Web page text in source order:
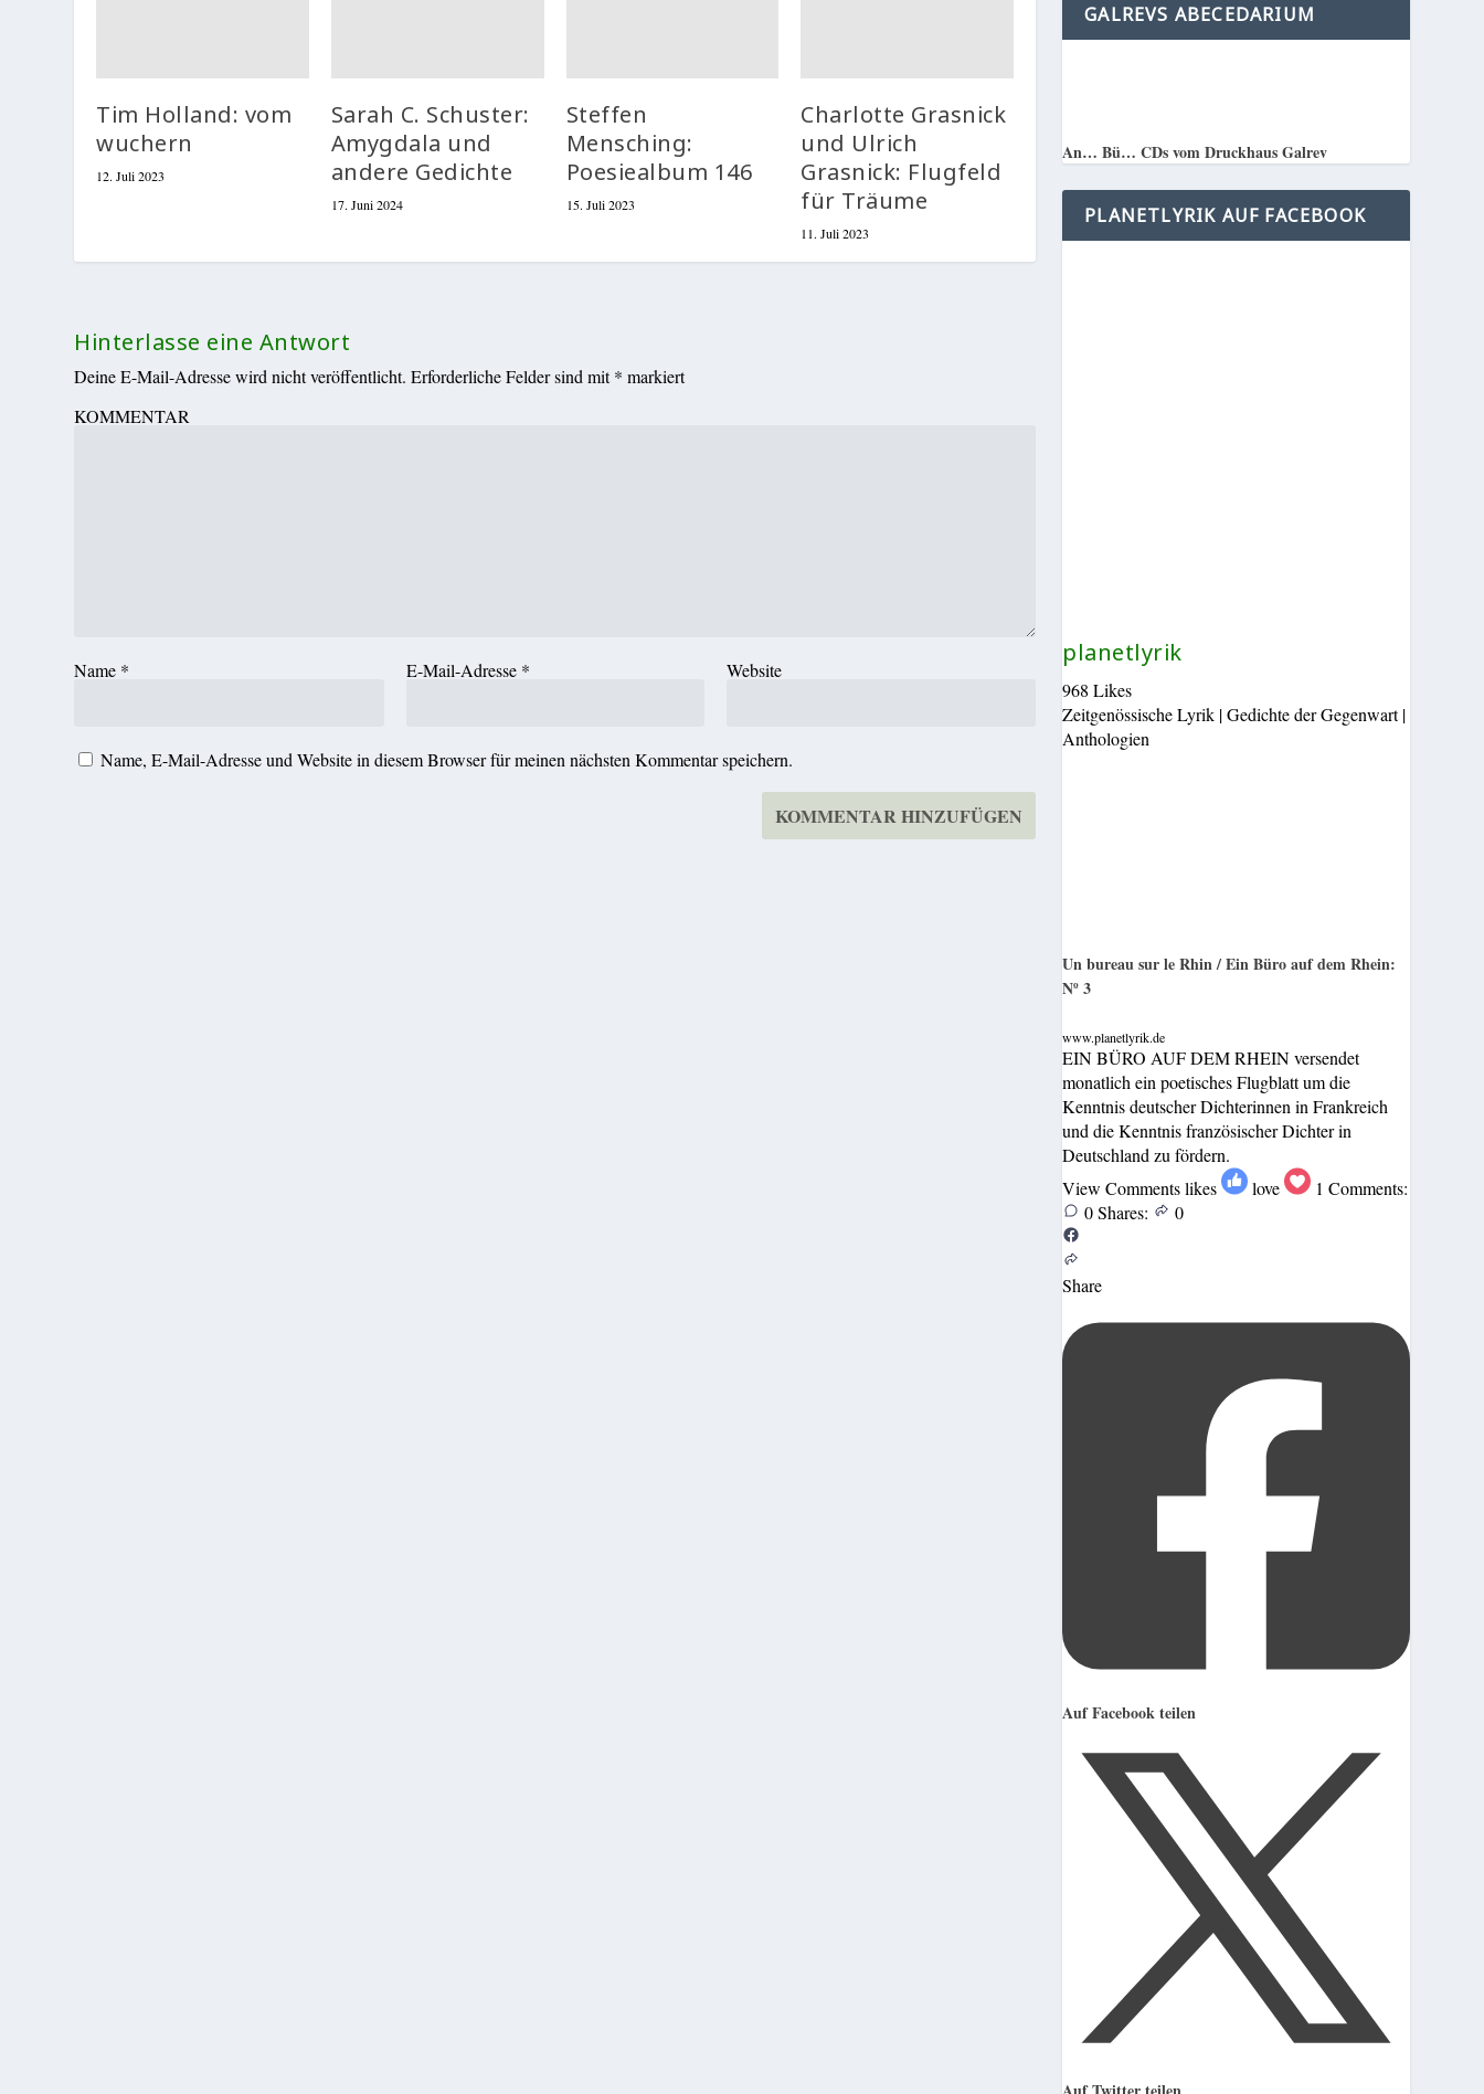
Tim Holland: vom
wuchern
12. Juli 2023
Sarah C. Schuster:
Amygdala und
andere Gedichte
17. Juni 2024
Steffen
Mensching:
Poesiealbum 146
15. Juli 2023
Charlotte Grasnick
und Ulrich
Grasnick: Flugfeld
für Träume
11. Juli 2023
Hinterlasse eine Antwort
Deine E-Mail-Adresse wird nicht veröffentlicht. Erforderliche Felder sind mit* markiert
KOMMENTAR
Name * E-Mail-Adresse * Website
Name, E-Mail-Adresse und Website in diesem Browser für meinen nächsten Kommentar speichern.
GALREVS ABECEDARIUM
An… Bü… CDs vom Druckhaus Galrev
PLANETLYRIK AUF FACEBOOK
planetlyrik
968 Likes
Zeitgenössische Lyrik | Gedichte der Gegenwart |
Anthologien
Un bureau sur le Rhin / Ein Büro auf dem Rhein:
Nº 3
www.planetlyrik.de
EIN BÜRO AUF DEM RHEIN versendet
monatlich ein poetisches Flugblatt um die
Kenntnis deutscher Dichterinnen in Frankreich
und die Kenntnis französischer Dichter in
Deutschland zu fördern.
View Comments likes love 1 Comments:
0 Shares: 0
Share
Auf Facebook teilen